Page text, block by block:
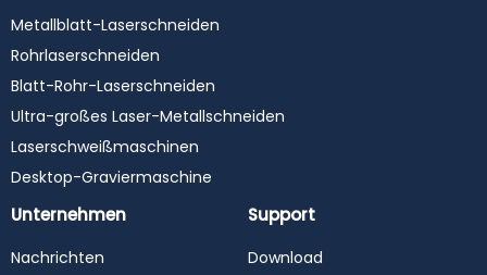
Metallblatt-Laserschneiden
Rohrlaserschneiden
Blatt-Rohr-Laserschneiden
Ultra-großes Laser-Metallschneiden
Laserschweißmaschinen
Desktop-Graviermaschine
Unternehmen
Nachrichten
Support
Download